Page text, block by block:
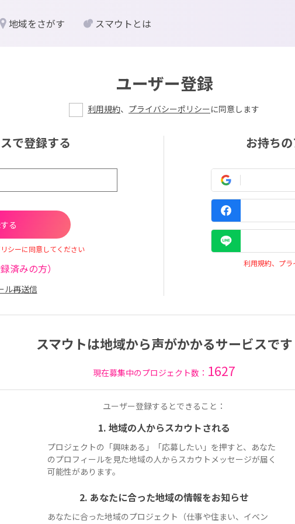
ユーザー登録
利用規約、 プライバシーポリシーに同意します
で登録する
シーに同意してください
済みの方）
ル再送信
お持ち
利用規約、プ
スマウトは地域から声がかかるサービスです
現在募集中のプロジェクト数： 1627
ユーザー登録するとできること：
1. 地域の人からスカウトされる
プロジェクトの「興味ある」「応募したい」を押すと、あなた
のプロフィールを見た地域の人からスカウトメッセージが届く
可能性があります。
2. あなたに合った地域の情報をお知らせ
あなたに合った地域のプロジェクト（仕事や住まい、イベン
地域をさがす スマウトとは